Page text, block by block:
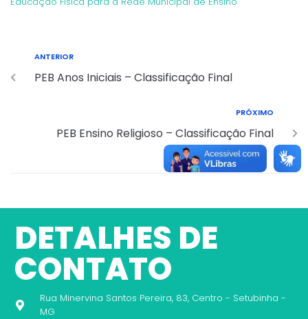
ANTERIOR
PEB Anos Iniciais – Classificação Final
PRÓXIMO
PEB Ensino Religioso – Classificação Final
DETALHES DE
CONTATO
Rua Minervina Santos Pereira, 83, Centro - Setubinha -
MG